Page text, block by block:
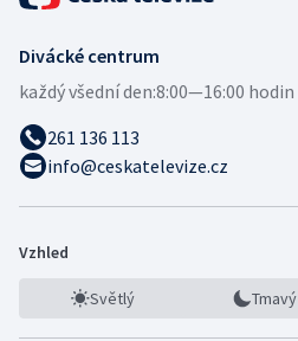
Divácké centrum
každý všední den:8:00—16:00 hodin
261 136 113
info@ceskatelevize.cz
Vzhled
Světlý Tmavý